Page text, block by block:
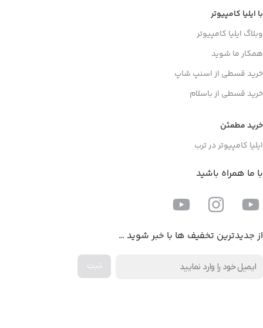
با ایلیا کامپیوتر
وبلاگ ایلیا کامپیوتر
همکار ما شوید
خرید قسطی از اسنپ شاپ
خرید قسطی از باسلام
خرید مطمئن
ایلیا کامپیوتر در ترب
با ما همراه باشید
از جدیدترین تخفیف ها با خبر شوید …